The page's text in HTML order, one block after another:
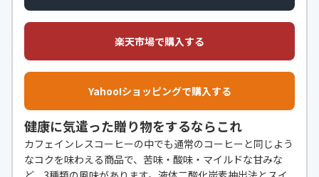
楽天市場で購入する
Yahoo!ショッピングで購入する
健康に気遣った贈り物をするならこれ
カフェインレスコーヒーの中でも通常のコーヒーと同じよう
なコクを味わえる商品で、苦味・酸味・マイルドな甘みな